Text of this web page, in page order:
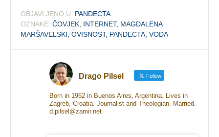
OBJAVLJENO U: PANDECTA
OZNAKE: ČOVJEK INTERNET, MAGDALENA
MARŠAVELSKI ,OVISNOST, PANDECTA ,VODA
Drago Pilsel Follow
Born in 1962 in Buenos Aires, Argentina. Lives in
Zagreb, Croatia. Journalist and Theologian. Married.
d.pilsel@zamir.net